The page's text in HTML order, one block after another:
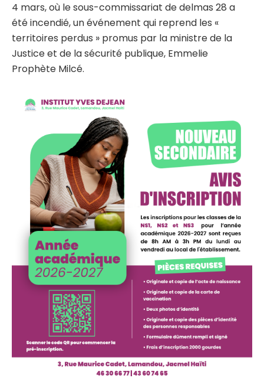
4 mars, où le sous-commissariat de delmas 28 a
été incendié, un événement qui reprend les «
territoires perdus » promus par la ministre de la
Justice et de la sécurité publique, Emmelie
Prophète Milcé.